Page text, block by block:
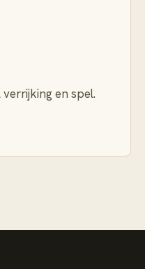
en spel.